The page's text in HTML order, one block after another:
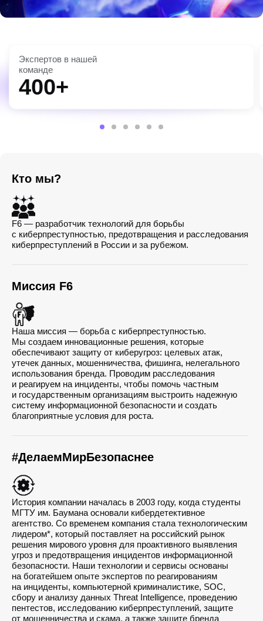
Экспертов в нашей
команде
400+
Кто мы?
F6 — разработчик технологий для борьбы
с киберпреступностью, предотвращения и расследования
киберпреступлений в России и за рубежом.
Миссия F6
Наша миссия — борьба с киберпреступностью.
Мы создаем инновационные решения, которые
обеспечивают защиту от киберугроз: целевых атак,
утечек данных, мошенничества, фишинга, нелегального
использования бренда. Проводим расследования
и реагируем на инциденты, чтобы помочь частным
и государственным организациям выстроить надежную
систему информационной безопасности и создать
благоприятные условия для роста.
#ДелаемМирБезопаснее
История компании началась в 2003 году, когда студенты
МГТУ им. Баумана основали кибердетективное
агентство. Со временем компания стала технологическим
лидером*, который поставляет на российский рынок
решения мирового уровня для проактивного выявления
угроз и предотвращения инцидентов информационной
безопасности. Наши технологии и сервисы основаны
на богатейшем опыте экспертов по реагированиям
на инциденты, компьютерной криминалистике, SOC,
сбору и анализу данных Threat Intelligence, проведению
пентестов, исследованию киберпреступлений, защите
от мошенничества и скама, а также защите бренда